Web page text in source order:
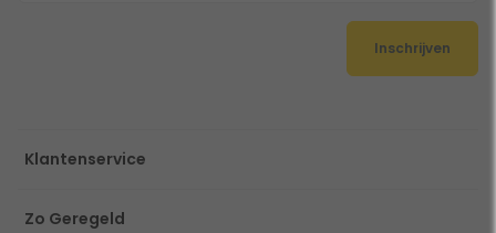
Inschrijven
Klantenservice
Zo Geregeld